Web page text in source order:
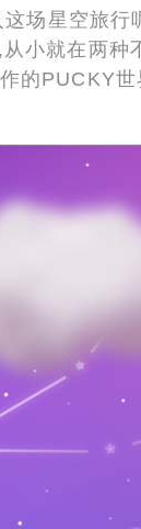
场星空旅
小就在两
的PUCKY